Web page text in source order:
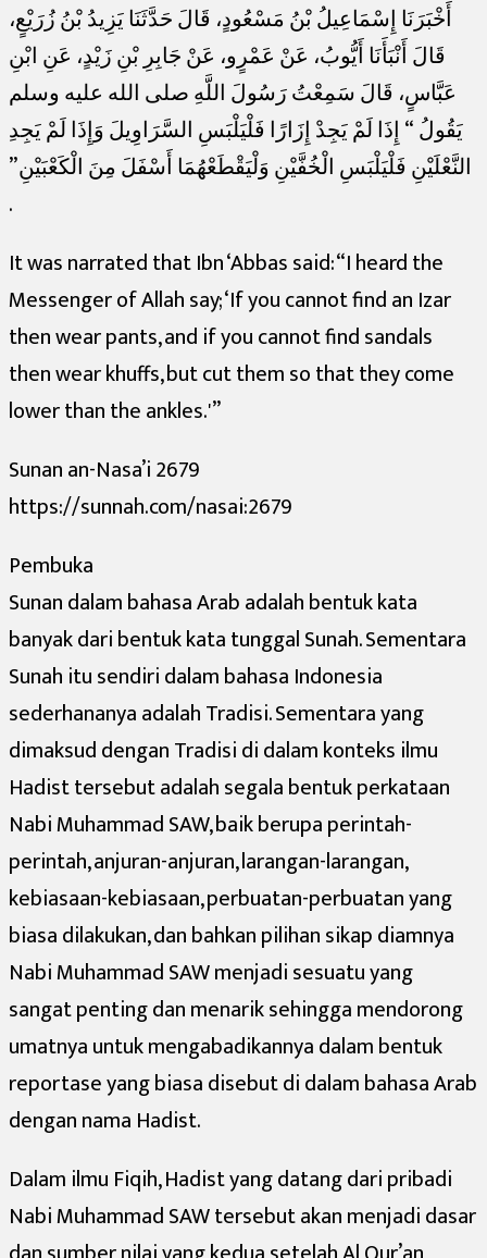
أَخْبَرَنَا إِسْمَاعِيلُ بْنُ مَسْعُودٍ، قَالَ حَدَّثَنَا يَزِيدُ بْنُ زُرَيْعٍ،
قَالَ أَنْبَأَنَا أَيُّوبُ، عَنْ عَمْرٍو، عَنْ جَابِرِ بْنِ زَيْدٍ، عَنِ ابْنِ
عَبَّاسٍ، قَالَ سَمِعْتُ رَسُولَ اللَّهِ صلى الله عليه وسلم
يَقُولُ ‏ “‏ إِذَا لَمْ يَجِدْ إِزَارًا فَلْيَلْبَسِ السَّرَاوِيلَ وَإِذَا لَمْ يَجِدِ
النَّعْلَيْنِ فَلْيَلْبَسِ الْخُفَّيْنِ وَلْيَقْطَعْهُمَا أَسْفَلَ مِنَ الْكَعْبَيْنِ ‏”‏
‏.‏
It was narrated that Ibn ‘Abbas said: “I heard the
Messenger of Allah say; ‘If you cannot find an Izar
then wear pants, and if you cannot find sandals
then wear khuffs, but cut them so that they come
lower than the ankles.'”
Sunan an-Nasa’i 2679
https://sunnah.com/nasai:2679
Pembuka
Sunan dalam bahasa Arab adalah bentuk kata
banyak dari bentuk kata tunggal Sunah. Sementara
Sunah itu sendiri dalam bahasa Indonesia
sederhananya adalah Tradisi. Sementara yang
dimaksud dengan Tradisi di dalam konteks ilmu
Hadist tersebut adalah segala bentuk perkataan
Nabi Muhammad SAW, baik berupa perintah-
perintah, anjuran-anjuran, larangan-larangan,
kebiasaan-kebiasaan, perbuatan-perbuatan yang
biasa dilakukan, dan bahkan pilihan sikap diamnya
Nabi Muhammad SAW menjadi sesuatu yang
sangat penting dan menarik sehingga mendorong
umatnya untuk mengabadikannya dalam bentuk
reportase yang biasa disebut di dalam bahasa Arab
dengan nama Hadist.
Dalam ilmu Fiqih, Hadist yang datang dari pribadi
Nabi Muhammad SAW tersebut akan menjadi dasar